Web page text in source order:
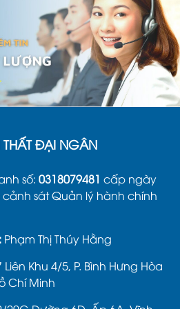
39 mẫubàn học gỗ sồiNga
không gian
khi mua bàn học
ĐẠI NGÂN
số: 0318079481 cấp ngày
sát Quản lý hành chính
Phạm Thị Thúy Hằng
Liên Khu 4/5, P. Bình Hưng Hòa
Chí Minh